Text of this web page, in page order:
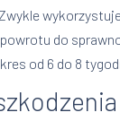
do
od 6 do 8